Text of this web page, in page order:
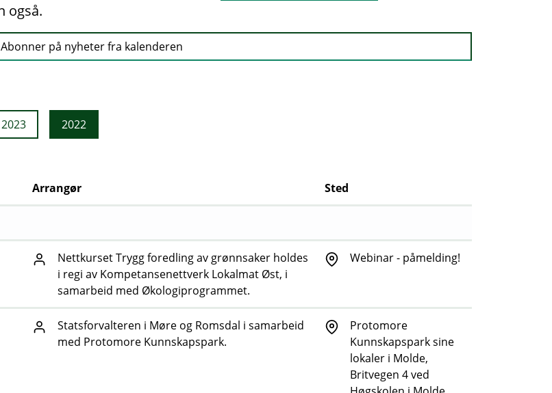
også.
Abonner på nyheter fra kalenderen
2023 2022
Arrangør Sted
Nettkurset Trygg foredling av grønnsaker holdes
i regi av Kompetansenettverk Lokalmat Øst, i
samarbeid med Økologiprogrammet.
Webinar - påmelding!
Statsforvalteren i Møre og Romsdal i samarbeid
med Protomore Kunnskapspark.
Protomore
Kunnskapspark sine
lokaler i Molde,
Britvegen 4 ved